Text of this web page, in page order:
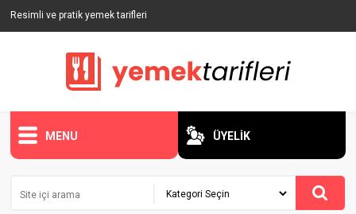
Resimli ve pratik yemek tarifleri
MENU ÜYELİK